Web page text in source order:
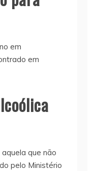
em
em
que não
pelo Ministério